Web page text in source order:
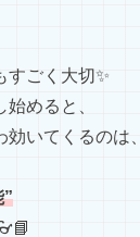
すごく大切✨
めると、
いてくるのは、
”